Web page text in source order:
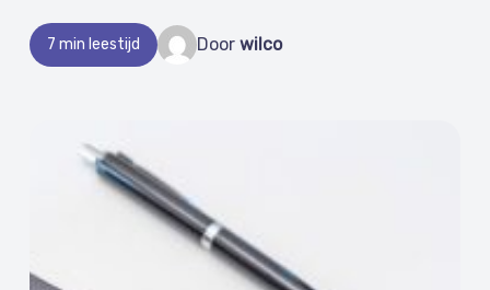
7 min leestijd Doorwilco